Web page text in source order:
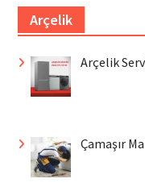
Arçelik
Arçelik
Çamaşır